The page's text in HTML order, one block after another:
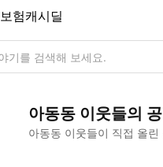
보험캐시딜
아동동 이웃들의
아동동 이웃들이 직접 올린